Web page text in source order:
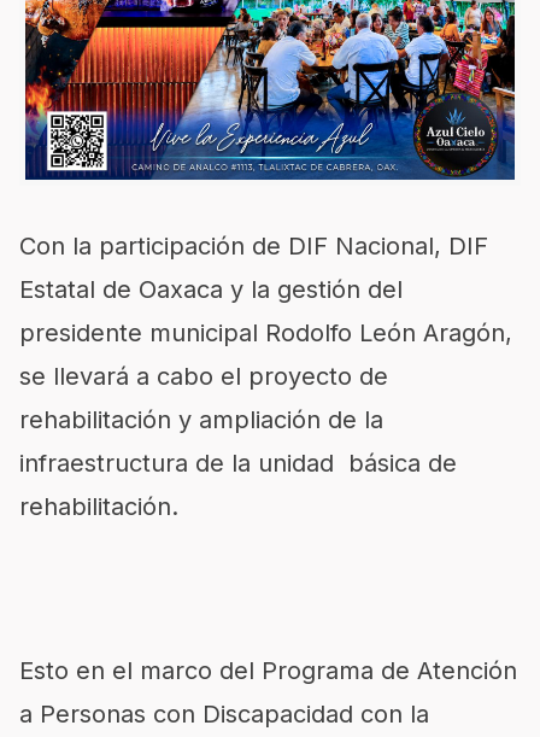
Con la participación de DIF Nacional, DIF
Estatal de Oaxaca y la gestión del
presidente municipal Rodolfo León Aragón,
se llevará a cabo el proyecto de
rehabilitación y ampliación de la
infraestructura de la unidad básica de
rehabilitación.
Esto en el marco del Programa de Atención
a Personas con Discapacidad con la